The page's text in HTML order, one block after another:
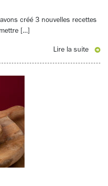
créé 3 nouvelles recettes
[…]
Lire la suite